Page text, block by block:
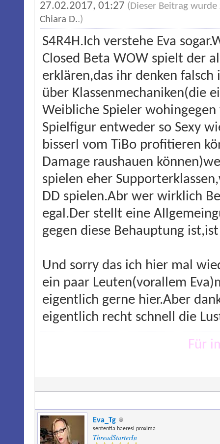
27.02.2017, 01:27 (Dieser Beitrag
Chiara D..)
S4R4H.Ich verstehe Eva
Closed Beta WOW spielt der
erklären,das ihr denken
über Klassenmechaniken(die
Weibliche Spieler
Spielfigur entweder so Sexy
bisserl vom TiBo profitieren
Damage raushauen
spielen eher
DD spielen.Abr wer wirklich
egal.Der stellt eine
gegen diese Behauptung
Und sorry das ich hier mal
ein paar Leuten(vorallem
eigentlich gerne hier.Aber
eigentlich recht schnell die
Für
Eva_Tg
sententia haeresi proxima
ThreadStarterIn